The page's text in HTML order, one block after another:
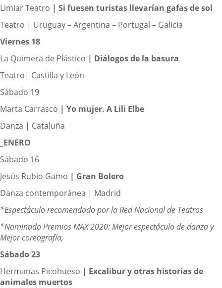
Limiar Teatro | Si fuesen turistas llevarían gafas de sol
Teatro | Uruguay – Argentina – Portugal – Galicia
Viernes 18
La Quimera de Plástico | Diálogos de la basura
Teatro| Castilla y León
Sábado 19
Marta Carrasco | Yo mujer. A Lili Elbe
Danza | Cataluña
_ENERO
Sábado 16
Jesús Rubio Gamo | Gran Bolero
Danza contemporánea | Madrid
*Espectáculo recomendado por la Red Nacional de Teatros
*Nominado Premios MAX 2020: Mejor espectáculo de danza y
Mejor coreografía,
Sábado 23
Hermanas Picohueso | Excalibur y otras historias de
animales muertos